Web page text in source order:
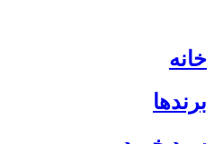
خانه
برندها